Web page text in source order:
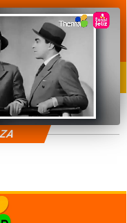
DEPORTES